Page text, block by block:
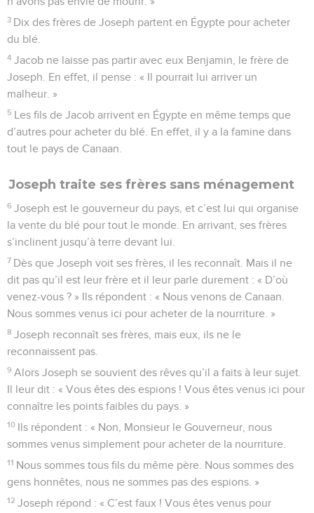
3 Dix des frères de Joseph partent en Égypte pour acheter
du blé.
4 Jacob ne laisse pas partir avec eux Benjamin, le frère de
Joseph. En effet, il pense : « Il pourrait lui arriver un
malheur. »
5 Les fils de Jacob arrivent en Égypte en même temps que
d’autres pour acheter du blé. En effet, il y a la famine dans
tout le pays de Canaan.
Joseph traite ses frères sans ménagement
6 Joseph est le gouverneur du pays, et c’est lui qui organise
la vente du blé pour tout le monde. En arrivant, ses frères
s’inclinent jusqu’à terre devant lui.
7 Dès que Joseph voit ses frères, il les reconnaît. Mais il ne
dit pas qu’il est leur frère et il leur parle durement : « D’où
venez-vous ? » Ils répondent : « Nous venons de Canaan.
Nous sommes venus ici pour acheter de la nourriture. »
8 Joseph reconnaît ses frères, mais eux, ils ne le
reconnaissent pas.
9 Alors Joseph se souvient des rêves qu’il a faits à leur sujet.
Il leur dit : « Vous êtes des espions ! Vous êtes venus ici pour
connaître les points faibles du pays. »
10 Ils répondent : « Non, Monsieur le Gouverneur, nous
sommes venus simplement pour acheter de la nourriture.
11 Nous sommes tous fils du même père. Nous sommes des
gens honnêtes, nous ne sommes pas des espions. »
12 Joseph répond : « C’est faux ! Vous êtes venus pour